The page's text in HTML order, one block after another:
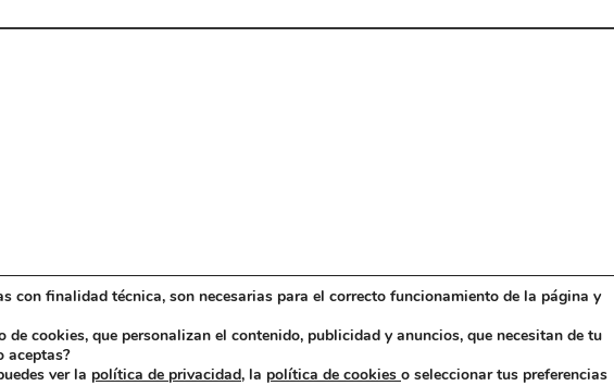
GENERALES DE VENTA Política de cookies Más información sobre las
con finalidad técnica, son necesarias para el correcto funcionamiento de la página y
cookies, que personalizan el contenido, publicidad y anuncios, que necesitan de tu
aceptas?
ver la política de privacidad, la política de cookies o seleccionar tus preferencias